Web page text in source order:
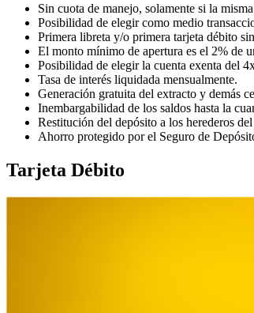
Sin cuota de manejo, solamente si la
Posibilidad de elegir como medio
Primera libreta y/o primera tarjeta débito
El monto mínimo de apertura es el 2% de
Posibilidad de elegir la cuenta exenta del
Tasa de interés liquidada mensualmente.
Generación gratuita del extracto y demás
Inembargabilidad de los saldos hasta la
Restitución del depósito a los herederos
Ahorro protegido por el Seguro de
Tarjeta Débito